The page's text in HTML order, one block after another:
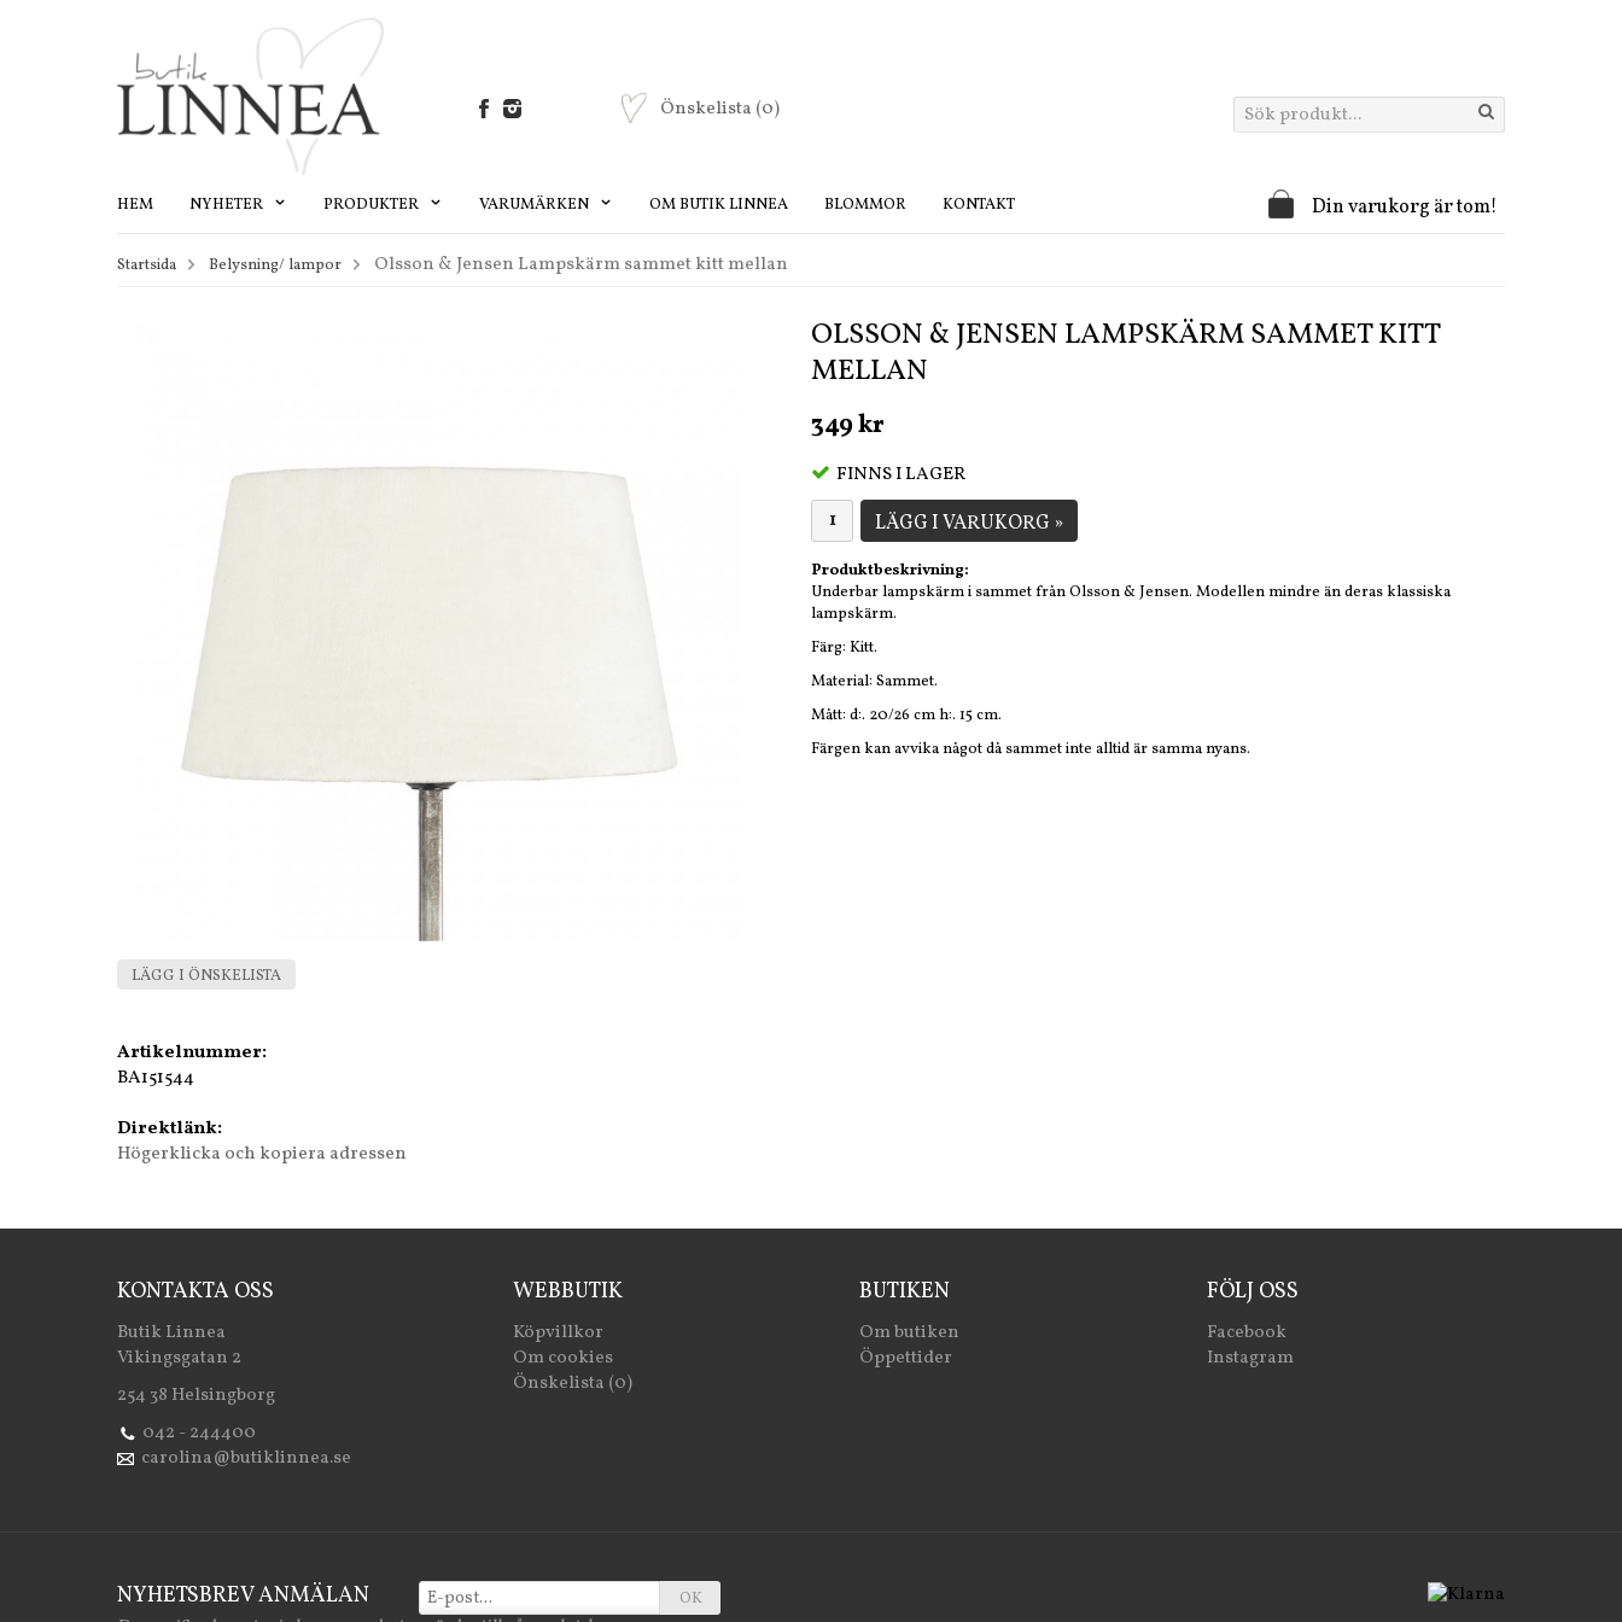
Önskelista (0)
HEM NYHETER PRODUKTER VARUMÄRKEN OM BUTIK LINNEA BLOMMOR KONTAKT Din varukorg är tom!
Startsida Belysning/ lampor Olsson & Jensen Lampskärm sammet kitt mellan
OLSSON & JENSEN LAMPSKÄRM SAMMET KITT
MELLAN
349 kr
FINNS I LAGER
LÄGG I VARUKORG »
Produktbeskrivning:
Underbar lampskärm i sammet från Olsson & Jensen. Modellen mindre än deras klassiska
lampskärm.
Färg: Kitt.
Material: Sammet.
Mått: d:. 20/26 cm h:. 15 cm.
Färgen kan avvika något då sammet inte alltid är samma nyans.
LÄGG I ÖNSKELISTA
Artikelnummer:
BA151544
Direktlänk:
Högerklicka och kopiera adressen
KONTAKTA OSS
Butik Linnea
Vikingsgatan 2
254 38 Helsingborg
042 - 244400
carolina@butiklinnea.se
WEBBUTIK
Köpvillkor
Om cookies
Önskelista (0)
BUTIKEN
Om butiken
Öppettider
FÖLJ OSS
Facebook
Instagram
NYHETSBREV ANMÄLAN OK